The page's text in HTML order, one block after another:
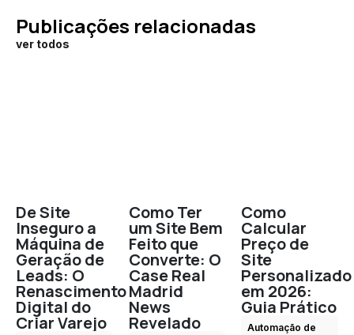
Publicações relacionadas
ver todos
De Site
Inseguro a
Máquina de
Geração de
Leads: O
Renascimento
Digital do
Criar Varejo
Como Ter
um Site Bem
Feito que
Converte: O
Case Real
Madrid
News
Revelado
Como
Calcular
Preço de
Site
Personalizado
em 2026:
Guia Prático
Automação de